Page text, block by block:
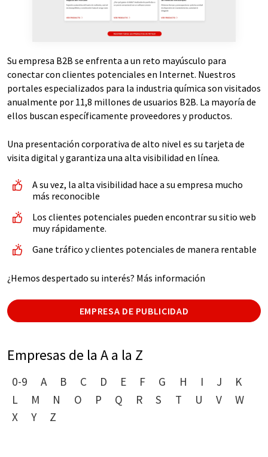
Su empresa B2B se enfrenta a un reto mayúsculo para
conectar con clientes potenciales en Internet. Nuestros
portales especializados para la industria química son visitados
anualmente por 11,8 millones de usuarios B2B. La mayoría de
ellos buscan específicamente proveedores y productos.
Una presentación corporativa de alto nivel es su tarjeta de
visita digital y garantiza una alta visibilidad en línea.
A su vez, la alta visibilidad hace a su empresa mucho
más reconocible
Los clientes potenciales pueden encontrar su sitio web
muy rápidamente.
Gane tráfico y clientes potenciales de manera rentable
¿Hemos despertado su interés? Más información
EMPRESA DE PUBLICIDAD
Empresas de la A a la Z
0-9 A B C D E F G H I J
K
L
M N O P Q R S T U V
W
X
Y Z